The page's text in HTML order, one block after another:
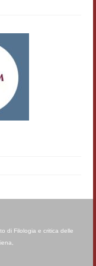
di Filologia e critica delle